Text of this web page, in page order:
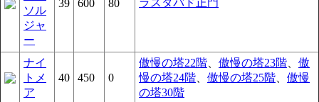
ソル
ジャ
ー
39 600 80
ナイ
トメ
ア
40 450 0
傲慢の塔22階 傲慢の塔23階
傲
慢の塔24階
傲慢の塔25階
傲慢
の塔30階